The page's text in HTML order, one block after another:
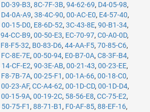
D0-39-B3, 8C-7F-3B, 94-62-69, D4-05-98,
D4-0A-A9, 38-4C-90, 00-AC-E0, E4-57-40,
00-15-D0, E8-6D-52, 3C-43-8E, 90-B1-34,
94-CC-B9, 00-50-E3, EC-70-97, C0-A0-0D,
F8-F5-32, B0-83-D6, 44-AA-F5, 70-85-C6,
FC-8E-7E, 00-50-94, E0-B7-0A, C8-3F-B4,
14-CF-E2, 90-3E-AB, 00-21-43, 00-23-EE,
F8-7B-7A, 00-25-F1 , 00-1A-66, 00-18-C0,
00-23-AF, CC-A4-62, 00-1D-CD, 00-1D-D4,
00-15-9A, 00-19-2C, 58-56-E8, CC-75-E2,
50-75-F1 , 88-71-B1 , F0-AF-85, 88-EF-16,